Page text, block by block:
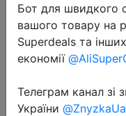
2022-10-21
Видеокарта
Colorful
Бот для швидкого
вашого товару на
Superdeals та
економії
Телеграм канал
України @ZnyzkaUa